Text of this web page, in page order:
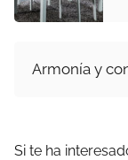
Armonía y
Si te ha